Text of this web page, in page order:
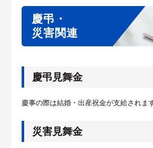
慶弔・
災害関連
慶弔見舞金
慶事の際は結婚・出産祝金が支給されます
災害見舞金